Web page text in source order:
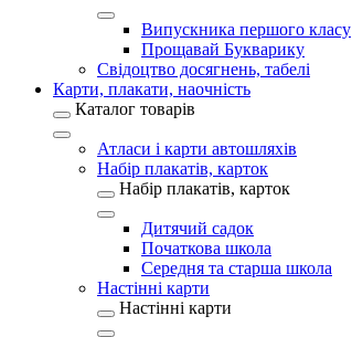
Випускника першого класу
Прощавай Букварику
Свідоцтво досягнень, табелі
Карти, плакати, наочність
Каталог товарів
Атласи і карти автошляхів
Набір плакатів, карток
Набір плакатів, карток
Дитячий садок
Початкова школа
Середня та старша школа
Настінні карти
Настінні карти